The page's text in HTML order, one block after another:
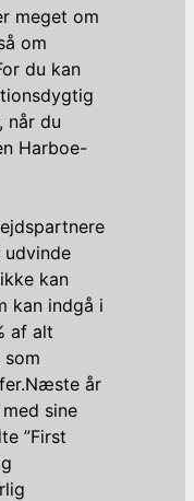
meget om
om
du kan
når du
Harboe-
kan
kan indgå i
af alt
som
år
sine
”First